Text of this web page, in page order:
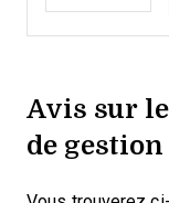
Avis sur
de